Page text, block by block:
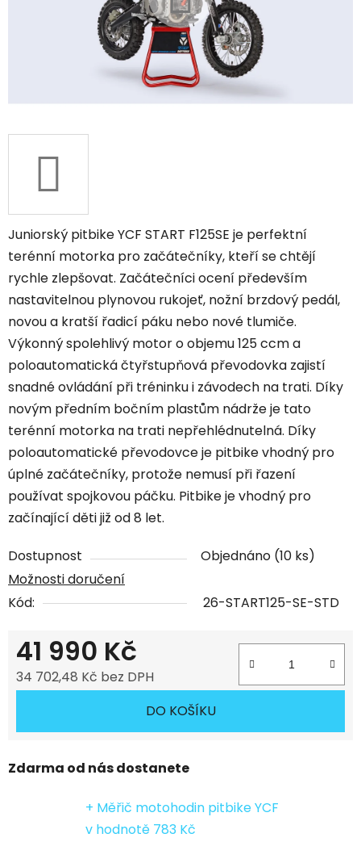
Juniorský pitbike YCF START F125SE je perfektní
terénní motorka pro začátečníky, kteří se chtějí
rychle zlepšovat. Začátečníci ocení především
nastavitelnou plynovou rukojeť, nožní brzdový pedál,
novou a kratší řadicí páku nebo nové tlumiče.
Výkonný spolehlivý motor o objemu 125 ccm a
poloautomatická čtyřstupňová převodovka zajistí
snadné ovládání při tréninku i závodech na trati. Díky
novým předním bočním plastům nádrže je tato
terénní motorka na trati nepřehlédnutelná. Díky
poloautomatické převodovce je pitbike vhodný pro
úplné začátečníky, protože nemusí při řazení
používat spojkovou páčku. Pitbike je vhodný pro
začínající děti již od 8 let.
Dostupnost Objednáno (10 ks)
Možnosti doručení
Kód:
26-START125-SE-STD
41 990 Kč
34 702,48 Kč bez DPH
DO KOŠÍKU
Zdarma od nás dostanete
+ Měřič motohodin pitbike YCF
v hodnotě 783 Kč